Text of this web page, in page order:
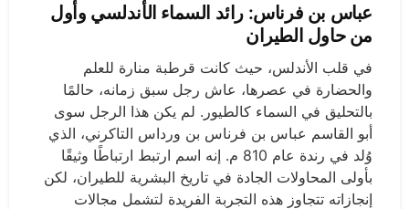
عباس بن فرناس: رائد السماء الأندلسي وأول
من حاول الطيران
في قلب الأندلس، حيث كانت قرطبة منارة للعلم
والحضارة في عصرها، عاش رجل سبق زمانه، حالمًا
بالتحليق في السماء كالطيور. لم يكن هذا الرجل سوى
أبو القاسم عباس بن فرناس بن ورداس التاكرني، الذي
وُلد في رندة عام 810 م. إنه اسم ارتبط ارتباطًا وثيقًا
بأولى المحاولات الجادة في تاريخ البشرية للطيران، لكن
إنجازاته تتجاوز هذه التجربة الفريدة لتشمل مجالات